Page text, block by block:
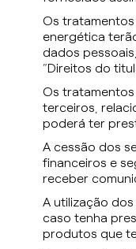
Os
energética
dados
“Direitos do
Os
terceiros,
poderá ter
A cessão dos
financeiros e
receber
A utilização
caso tenha
produtos que